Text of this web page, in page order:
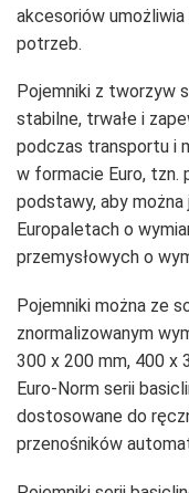
akcesoriów
potrzeb.
Pojemniki z tworzyw
stabilne, trwałe i
podczas transportu i
w formacie Euro, tzn.
podstawy, aby można
Europaletach o
przemysłowych o
Pojemniki można ze
znormalizowanym
300 x 200 mm, 400 x
Euro-Norm serii
dostosowane do
przenośników